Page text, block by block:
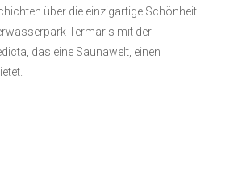
über die einzigartige Schönheit
Termaris mit der
das eine Saunawelt, einen